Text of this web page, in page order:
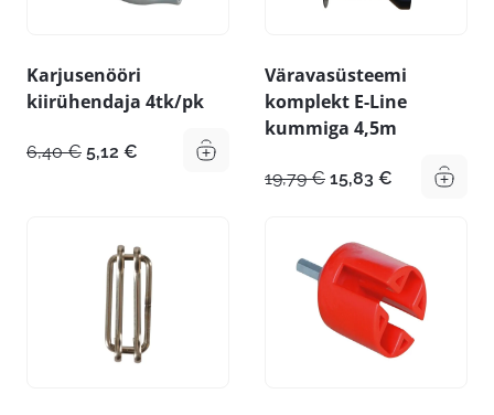
Karjusenööri
kiirühendaja 4tk/pk
6,40€ Algne
5,12 € Praegune
Väravasüsteemi
komplekt E-Line
kummiga 4,5m
19,79€ Algne
19,79 €.
15,83 € Praegune